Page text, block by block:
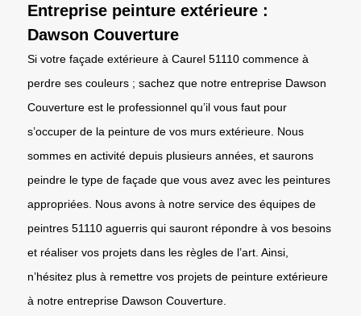
Entreprise peinture extérieure :
Dawson Couverture
Si votre façade extérieure à Caurel 51110 commence à
perdre ses couleurs ; sachez que notre entreprise Dawson
Couverture est le professionnel qu’il vous faut pour
s’occuper de la peinture de vos murs extérieure. Nous
sommes en activité depuis plusieurs années, et saurons
peindre le type de façade que vous avez avec les peintures
appropriées. Nous avons à notre service des équipes de
peintres 51110 aguerris qui sauront répondre à vos besoins
et réaliser vos projets dans les règles de l’art. Ainsi,
n’hésitez plus à remettre vos projets de peinture extérieure
à notre entreprise Dawson Couverture.